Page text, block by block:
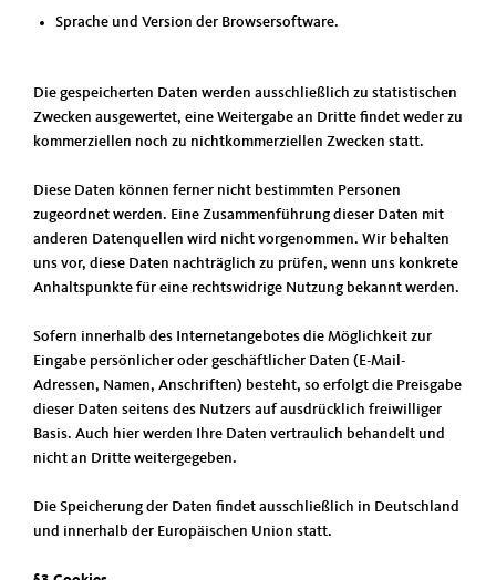
Sprache und Version der Browsersoftware.
Die gespeicherten Daten werden ausschließlich zu statistischen
Zwecken ausgewertet, eine Weitergabe an Dritte findet weder zu
kommerziellen noch zu nichtkommerziellen Zwecken statt.
Diese Daten können ferner nicht bestimmten Personen
zugeordnet werden. Eine Zusammenführung dieser Daten mit
anderen Datenquellen wird nicht vorgenommen. Wir behalten
uns vor, diese Daten nachträglich zu prüfen, wenn uns konkrete
Anhaltspunkte für eine rechtswidrige Nutzung bekannt werden.
Sofern innerhalb des Internetangebotes die Möglichkeit zur
Eingabe persönlicher oder geschäftlicher Daten (E-Mail-
Adressen, Namen, Anschriften) besteht, so erfolgt die Preisgabe
dieser Daten seitens des Nutzers auf ausdrücklich freiwilliger
Basis. Auch hier werden Ihre Daten vertraulich behandelt und
nicht an Dritte weitergegeben.
Die Speicherung der Daten findet ausschließlich in Deutschland
und innerhalb der Europäischen Union statt.